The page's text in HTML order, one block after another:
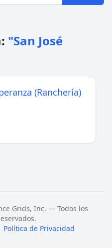
"San José
(Ranchería)
Grids, Inc. — Todos los
Política de Privacidad